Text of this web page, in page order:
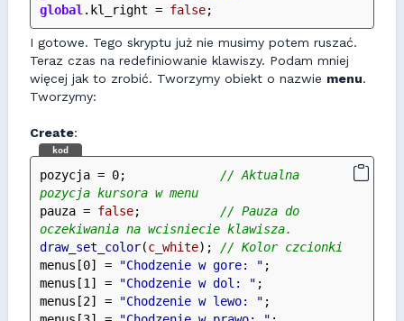
global .kl_right = false;
I gotowe. Tego skryptu już nie musimy potem ruszać.
Teraz czas na redefiniowanie klawiszy. Podam mniej
więcej jak to zrobić. Tworzymy obiekt o nazwie menu.
Tworzymy:
Create:
kod
pozycja = 0; // Aktualna
pozycja kursora w menu
pauza = false; // Pauza do
oczekiwania na wcisniecie klawisza.
draw_set_color(c_white); // Kolor czcionki
menus[0] =
"Chodzenie w gore: " ;
menus[1] =
"Chodzenie w dol: " ;
menus[2] =
"Chodzenie w lewo: " ;